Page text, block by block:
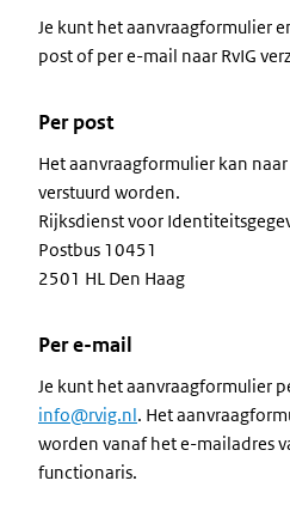
Je kunt het aanvraagformulier
post of per e-mail naar RvIG
Per post
Het aanvraagformulier kan
verstuurd worden.
Rijksdienst voor
Postbus 10451
2501 HL Den Haag
Per e-mail
Je kunt het aanvraagformulier
info@rvig.nl. Het
worden vanaf het e-mailadres
functionaris.